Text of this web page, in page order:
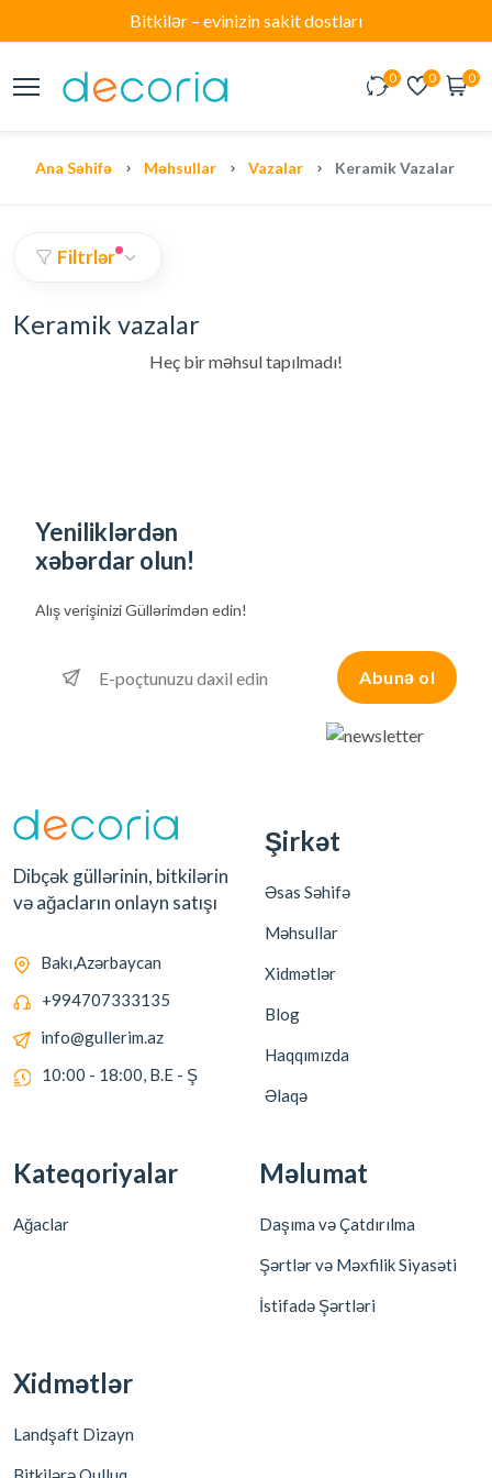
Bitkilər – evinizin sakit dostları
0 0 0
Ana Səhifə Məhsullar Vazalar Keramik Vazalar
Filtrlər
Keramik vazalar
Heç bir məhsul tapılmadı!
Yeniliklərdən
xəbərdar olun!
Alış verişiniziGüllərimdən edin!
Abunə ol
Dibçək güllərinin, bitkilərin
və ağacların onlayn satışı
Bakı,Azərbaycan
+994707333135
info@gullerim.az
10:00 - 18:00, B.E - Ş
Şirkət
Əsas Səhifə
Məhsullar
Xidmətlər
Blog
Haqqımızda
Əlaqə
Kateqoriyalar
Ağaclar
Məlumat
Daşıma və Çatdırılma
Şərtlər və Məxfilik Siyasəti
İstifadə Şərtləri
Xidmətlər
Landşaft Dizayn